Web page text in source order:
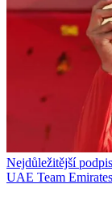
Nejdůležitější
UAE Team